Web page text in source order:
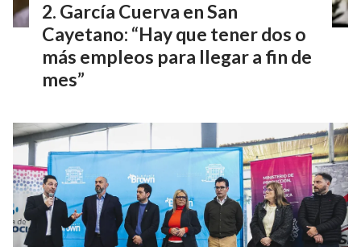
García Cuerva en San
Cayetano: “Hay que tener dos o
más empleos para llegar a fin de
mes”